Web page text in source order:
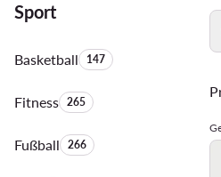
Sport
BasketballAnzahl der Produkte:
147
FitnessAnzahl der Produkte:
265
FußballAnzahl der Produkte:
266